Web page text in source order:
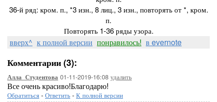
36-й ряд: кром. п., *3 изн., 8 лиц., 3 изн., повторять от *, кром.
п.
Повторять 1-36 ряды узора.
вверх^ к полной версии понравилось! в evernote
Комментарии (3):
Алла_Студентова 01-11-2019-16:08 удалить
Все очень красиво!Благодарю!
Обратиться - Ответить - К полной версии